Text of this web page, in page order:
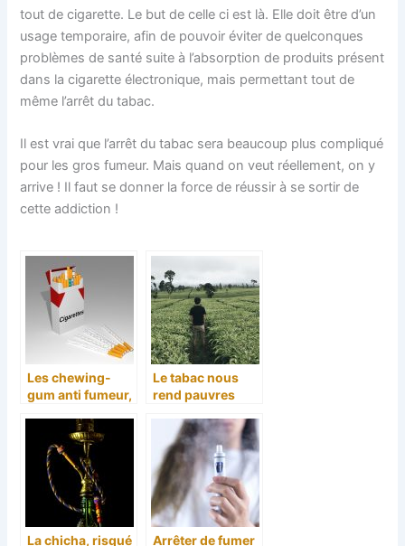
tout de cigarette. Le but de celle ci est là. Elle doit être d’un
usage temporaire, afin de pouvoir éviter de quelconques
problèmes de santé suite à l’absorption de produits présent
dans la cigarette électronique, mais permettant tout de
même l’arrêt du tabac.
Il est vrai que l’arrêt du tabac sera beaucoup plus compliqué
pour les gros fumeur. Mais quand on veut réellement, on y
arrive ! Il faut se donner la force de réussir à se sortir de
cette addiction !
Les chewing-
gum anti fumeur,
l’arrêt de la
cigarette.
Le tabac nous
rend pauvres
La chicha, risqué
Arrêter de fumer